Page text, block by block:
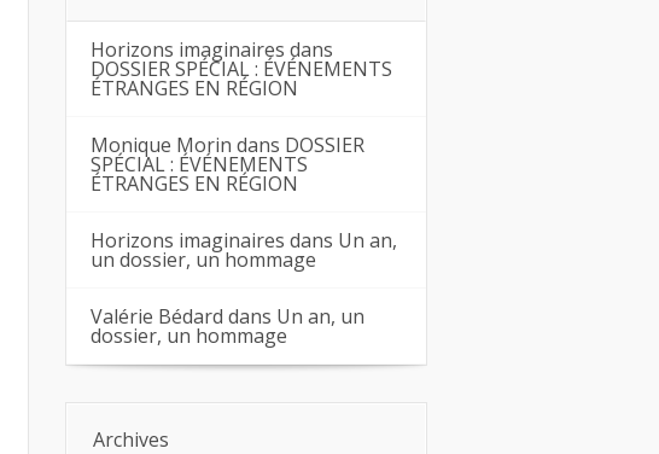
Horizons imaginaires dans
DOSSIER SPÉCIAL : ÉVÉNEMENTS
ÉTRANGES EN RÉGION
Monique Morin dans DOSSIER
SPÉCIAL : ÉVÉNEMENTS
ÉTRANGES EN RÉGION
Horizons imaginaires dans Un an,
un dossier, un hommage
Valérie Bédard dans Un an, un
dossier, un hommage
Archives